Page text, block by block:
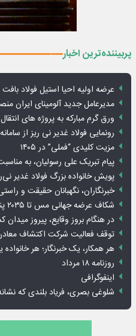
پربیننده‌ترین اخبار
عرضه اولیه احیا استیل فولاد بافت
مدیرعامل جدید آلومینای ایران
ورق گرم مبارکه به پروژه های
رونمایی فولاد غدیر نی ریز از
مزیت کلیدی “فملی” در ۱۴۰۵
پیام تبریک علی رسولیان، به مناسبت فرارسیدن ۱۷
پویش خانواده بزرگ فولاد غدیر
خبرنگاران، نگهبانان حقیقت و
شکاف عرضه جهانی مس تا ۲۰۳۵ پنج‌درصد کاهش می‌یابد
در هنگام بروز وقایع، پیروز
توقف فعالیت شرکت اکتشاف
هر همکار، یک خبرنگار؛ هر
روزنامه ۱۸ مرداد
اینفوگرافی
شلوغی بصری، فریاد بلندی که